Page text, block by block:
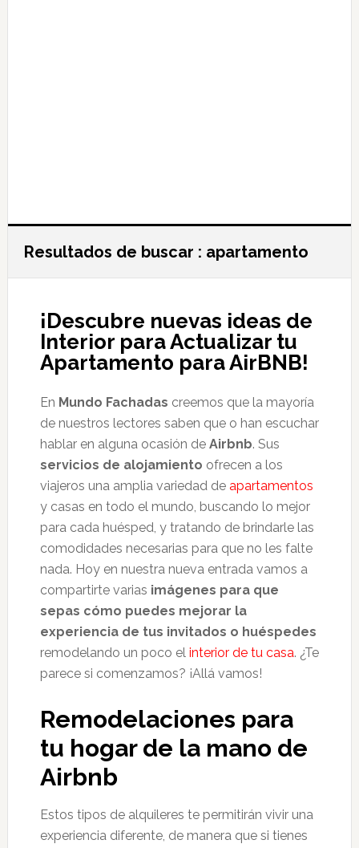
Resultados de buscar : apartamento
¡Descubre nuevas ideas de
Interior para Actualizar tu
Apartamento para AirBNB!
En Mundo Fachadas creemos que la mayoría
de nuestros lectores saben que o han escuchar
hablar en alguna ocasión de Airbnb. Sus
servicios de alojamiento ofrecen a los
viajeros una amplia variedad de apartamentos
y casas en todo el mundo, buscando lo mejor
para cada huésped, y tratando de brindarle las
comodidades necesarias para que no les falte
nada. Hoy en nuestra nueva entrada vamos a
compartirte varias imágenes para que
sepas cómo puedes mejorar la
experiencia de tus invitados o huéspedes
remodelando un poco elinterior de tu casa. ¿Te
parece si comenzamos? ¡Allá vamos!
Remodelaciones para
tu hogar de la mano de
Airbnb
Estos tipos de alquileres te permitirán vivir una
experiencia diferente, de manera que si tienes